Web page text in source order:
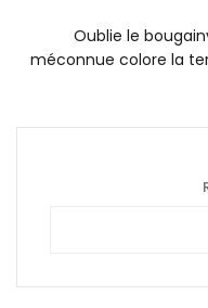
Oublie le
méconnue colore la